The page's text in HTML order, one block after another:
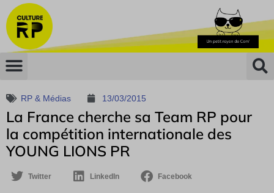
RP & Médias 13/03/2015
La France cherche sa Team RP pour
la compétition internationale des
YOUNG LIONS PR
Twitter LinkedIn Facebook